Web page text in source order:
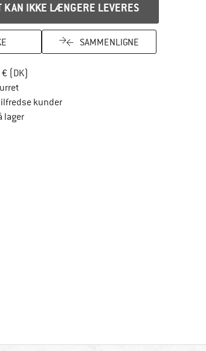
KAN IKKE LÆNGERE LEVERES
SAMMENLIGNE
(DK)
Gå til returretten her Åbnes i en infoboks
kunder
lager
er Trustpilot-certificeret - oplysningerne får du